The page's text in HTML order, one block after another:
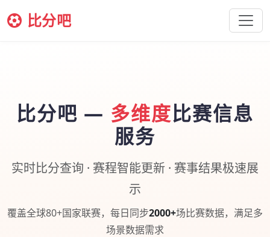
比分吧
比分吧 — 多维度比赛信息
服务
实时比分查询 · 赛程智能更新 · 赛事结果极速展
示
覆盖全球80+国家联赛，每日同步2000+场比赛数据，满足多
场景数据需求